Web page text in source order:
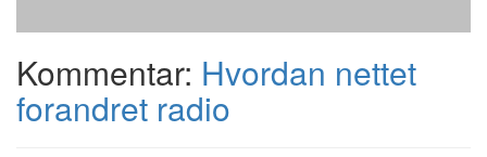
Kommentar: Hvordan nettet
forandret radio